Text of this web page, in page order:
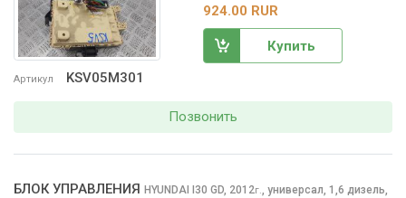
Артикул KSV05M301
924.00 RUR
Купить
Позвонить
БЛОК УПРАВЛЕНИЯ HYUNDAI I30 GD, 2012г.
универсал, 1,6 дизель,